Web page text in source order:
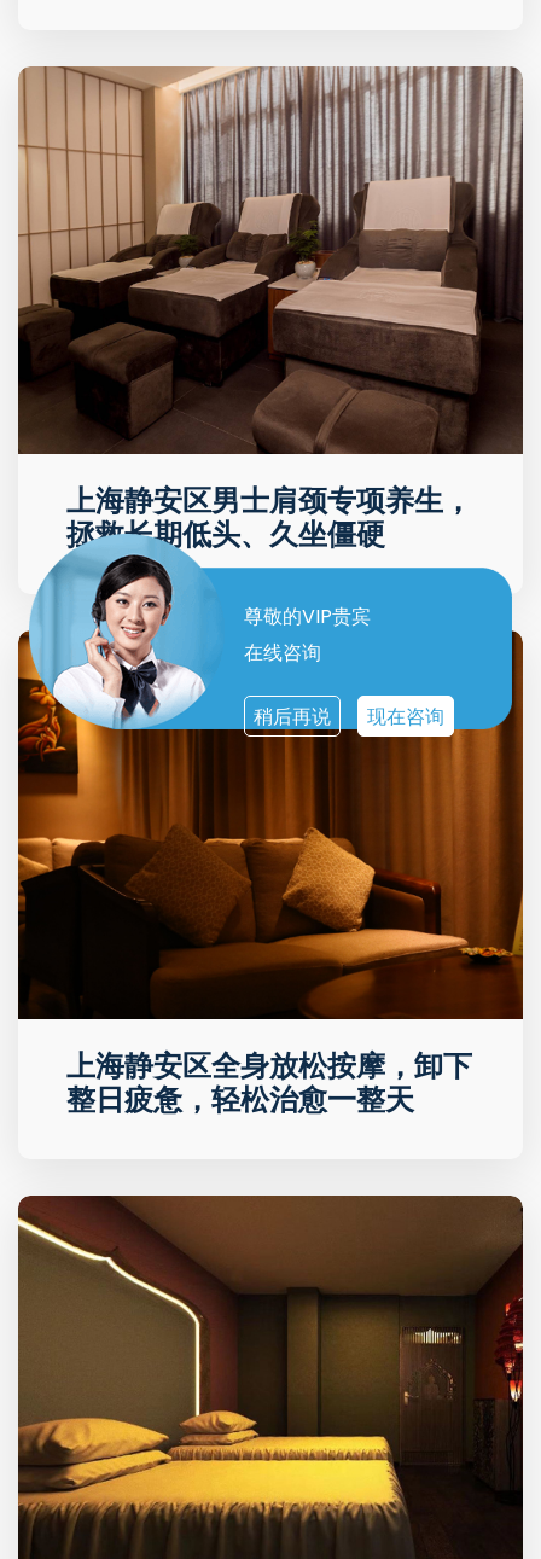
尊敬的VIP贵宾
在线咨询
稍后再说 现在咨询
上海静安区男士肩颈专项养生，
拯救长期低头、久坐僵硬
上海静安区全身放松按摩，卸下
整日疲惫，轻松治愈一整天